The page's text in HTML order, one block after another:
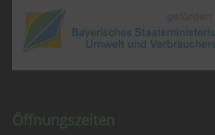
Öffnungszeiten